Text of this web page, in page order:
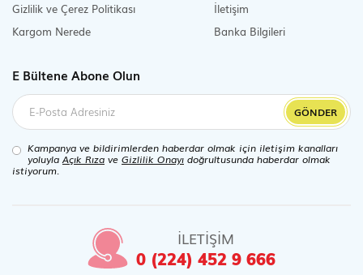
Gizlilik ve Çerez Politikası
Kargom Nerede
İletişim
Banka Bilgileri
E Bültene Abone Olun
GÖNDER
Kampanya ve bildirimlerden haberdar olmak için iletişim kanalları
yoluylaAçık Rıza ve Gizlilik Onayı doğrultusunda haberdar olmak
istiyorum.
İLETİŞİM
0 (224) 452 9 666